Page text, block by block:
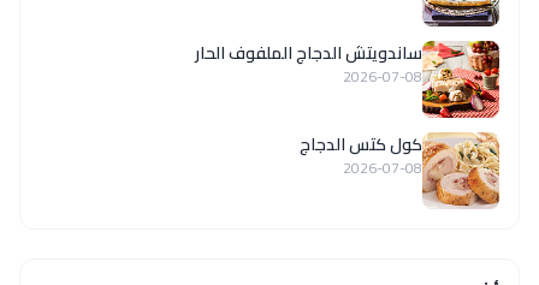
ساندويتش الدجاج الملفوف الحار
2026-07-08
كول كتس الدجاج
2026-07-08